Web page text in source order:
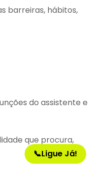
barreiras, hábitos,
do assistente e
que procura,
📞Ligue Já!